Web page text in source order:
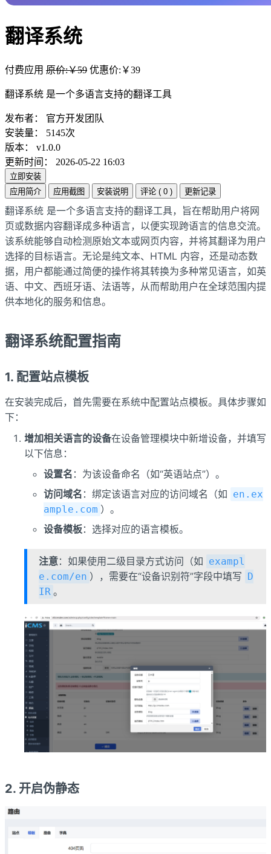
翻译系统
付费应用 原价:￥59 优惠价:￥39
翻译系统 是一个多语言支持的翻译工具
发布者：
官方开发团队
安装量：
5145次
版本：
v1.0.0
更新时间：
2026-05-22 16:03
立即安装
应用简介
应用截图 安装说明 评论 ( 0 ) 更新记录
翻译系统 是一个多语言支持的翻译工具，旨在帮助用户将网
页或数据内容翻译成多种语言，以便实现跨语言的信息交流。
该系统能够自动检测原始文本或网页内容，并将其翻译为用户
选择的目标语言。无论是纯文本、HTML 内容，还是动态数
据，用户都能通过简便的操作将其转换为多种常见语言，如英
语、中文、西班牙语、法语等，从而帮助用户在全球范围内提
供本地化的服务和信息。
翻译系统配置指南
1. 配置站点模板
在安装完成后，首先需要在系统中配置站点模板。具体步骤如
下：
增加相关语言的设备在设备管理模块中新增设备，并填写
以下信息：
设置名 ：为该设备命名（如“英语站点”）。
访问域名 ：绑定该语言对应的访问域名（如 en.ex
ample.com ）。
设备模板：选择对应的语言模板。
注意：如果使用二级目录方式访问（如 exampl
e.com/en ），需要在“设备识别符”字段中填写
D
IR 。
2. 开启伪静态